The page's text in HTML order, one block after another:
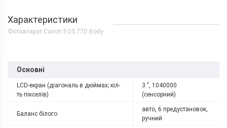
Характеристики
Фотоапарат Canon EOS 77D Body
Основні
LCD-екран (діагональ в дюймах; кіл-
ть пікселів)
3 ", 1040000
(сенсорний)
Баланс білого
авто, 6 предустановок,
ручний